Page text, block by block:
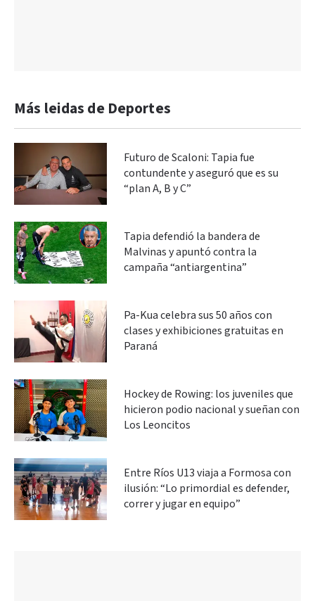
Más leidas de Deportes
Futuro de Scaloni: Tapia fue
contundente y aseguró que es su
“plan A, B y C”
Tapia defendió la bandera de
Malvinas y apuntó contra la
campaña “antiargentina”
Pa-Kua celebra sus 50 años con
clases y exhibiciones gratuitas en
Paraná
Hockey de Rowing: los juveniles que
hicieron podio nacional y sueñan con
Los Leoncitos
Entre Ríos U13 viaja a Formosa con
ilusión: “Lo primordial es defender,
correr y jugar en equipo”